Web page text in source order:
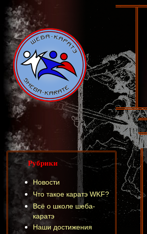
Рубрики
Новости
Что такое каратэ WKF?
Всё о школе шеба-
каратэ
Наши достижения